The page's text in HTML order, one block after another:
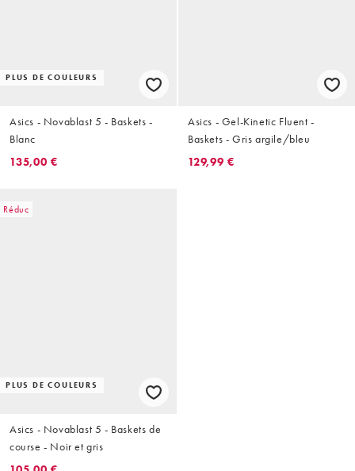
PLUS DE COULEURS
Asics - Novablast 5 - Baskets -
Blanc
135,00 €
Asics - Gel-Kinetic Fluent -
Baskets - Gris argile/bleu
129,99 €
Réduc
PLUS DE COULEURS
Asics - Novablast 5 - Baskets de
course - Noir et gris